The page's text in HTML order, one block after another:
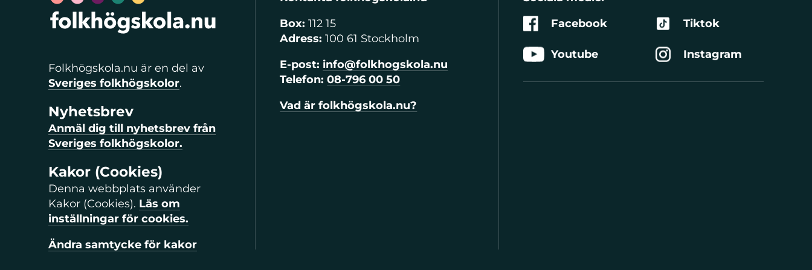
Folkhögskola.nu är en del av
Sveriges folkhögskolor.
Nyhetsbrev
Anmäl dig till nyhetsbrev från
Sveriges folkhögskolor.
Kakor (Cookies)
Denna webbplats använder
Kakor (Cookies). Läs om
inställningar för cookies.
Ändra samtycke för kakor
Box:112 15
Adress: 100 61 Stockholm
E-post: info@folkhogskola.nu
Telefon: 08-796 00 50
Vad är folkhögskola.nu?
Facebook
Youtube
Tiktok
Instagram